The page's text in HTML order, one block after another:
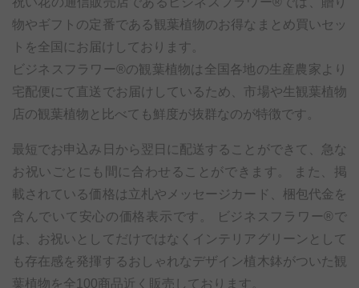
物やギフトの定番である観葉植物のお得なまとめ買いセッ
トを全国にお届けしております。
ビジネスフラワー®の観葉植物は全国各地の生産農家より
宅配便にて直送でお届けしているため、市場や生観葉植物
店の観葉植物と比べても鮮度が抜群なのが特徴です。
最短でお申込み日から翌日に配送することができて、急な
お祝いごとにも間に合わせることができます。 また、掲
載されている価格は立札やメッセージカード、梱包代金を
含んでいて安心の価格表示です。 ビジネスフラワー®で
は、お祝いとしてだけではなくインテリアグリーンとして
も存在感を発揮するおしゃれなデザイン植木鉢がついた観
葉植物を全100商品近く販売しております。